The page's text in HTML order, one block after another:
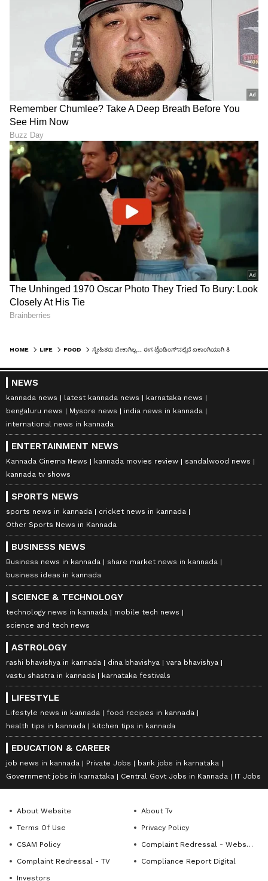
HOME LIFE FOOD
NEWS
kannada news latest kannada news
karnataka news
bengaluru news
Mysore news
india news in kannada
international news in kannada
ENTERTAINMENT NEWS
Kannada Cinema News kannada movies review
sandalwood news
kannada tv shows
SPORTS NEWS
sports news in kannada
cricket news in kannada
Other Sports News in Kannada
BUSINESS NEWS
Business news in kannada
share market news in kannada
business ideas in kannada
SCIENCE & TECHNOLOGY
technology news in kannada
mobile tech news
science and tech news
ASTROLOGY
rashi bhavishya in kannada dina bhavishya
vara bhavishya
vastu shastra in kannada
karnataka festivals
LIFESTYLE
Lifestyle news in kannada
food recipes in kannada
health tips in kannada
kitchen tips in kannada
EDUCATION & CAREER
job news in kannada Private Jobs
bank jobs in karnataka
Government jobs in karnataka
Central Govt Jobs in Kannada IT Jobs
About Website
About Tv
Terms Of Use
Privacy Policy
CSAM Policy
Complaint Redressal - Website
Complaint Redressal - TV
Compliance Report Digital
Investors